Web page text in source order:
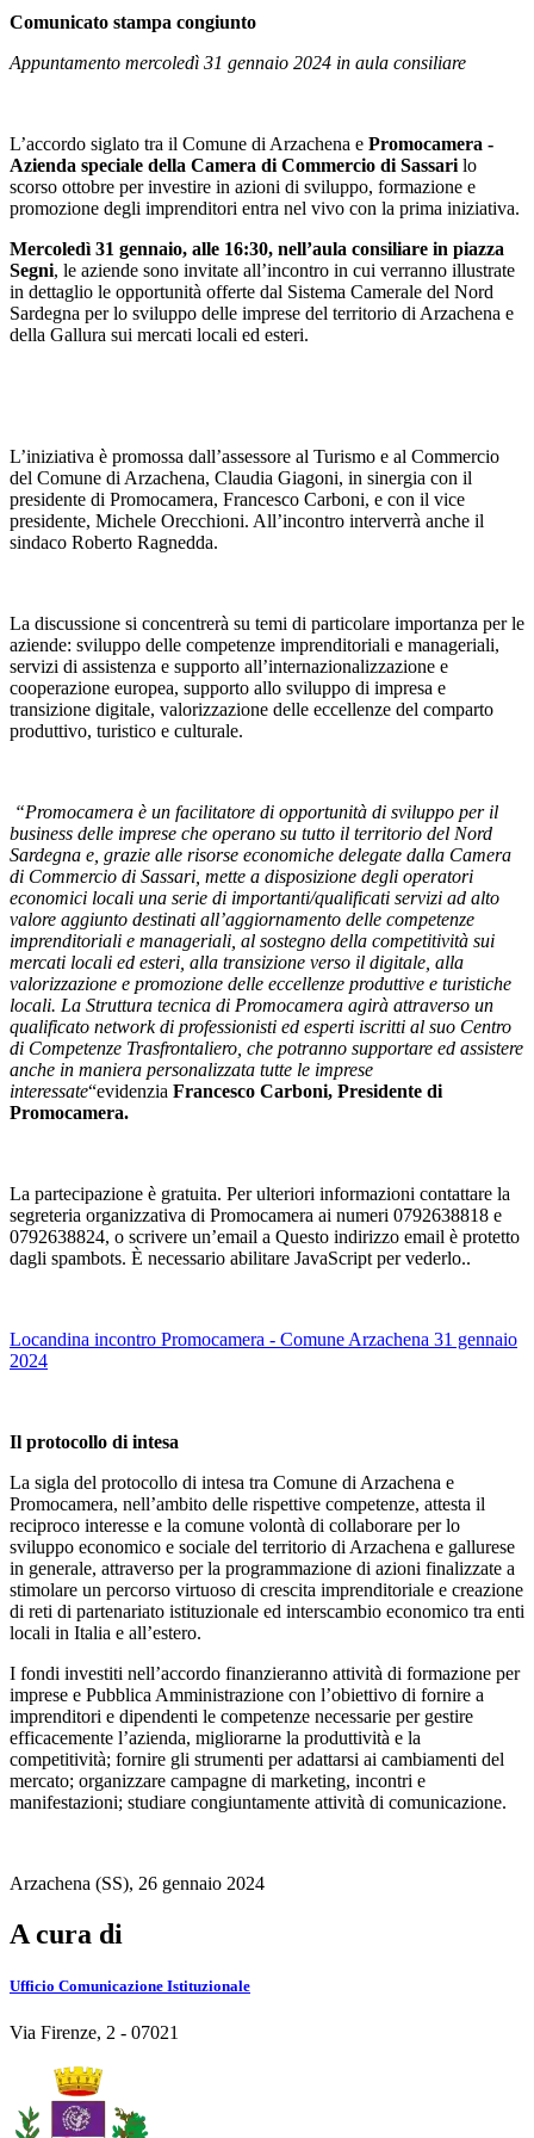
Comunicato stampa congiunto
Appuntamento mercoledì 31 gennaio 2024 in aula consiliare
L’accordo siglato tra il Comune di Arzachena e Promocamera -
Azienda speciale della Camera di Commercio di Sassari lo
scorso ottobre per investire in azioni di sviluppo, formazione e
promozione degli imprenditori entra nel vivo con la prima iniziativa.
Mercoledì 31 gennaio, alle 16:30, nell’aula consiliare in piazza
Segni, le aziende sono invitate all’incontro in cui verranno illustrate
in dettaglio le opportunità offerte dal Sistema Camerale del Nord
Sardegna per lo sviluppo delle imprese del territorio di Arzachena e
della Gallura sui mercati locali ed esteri.
L’iniziativa è promossa dall’assessore al Turismo e al Commercio
del Comune di Arzachena, Claudia Giagoni, in sinergia con il
presidente di Promocamera, Francesco Carboni, e con il vice
presidente, Michele Orecchioni. All’incontro interverrà anche il
sindaco Roberto Ragnedda.
La discussione si concentrerà su temi di particolare importanza per le
aziende: sviluppo delle competenze imprenditoriali e manageriali,
servizi di assistenza e supporto all’internazionalizzazione e
cooperazione europea, supporto allo sviluppo di impresa e
transizione digitale, valorizzazione delle eccellenze del comparto
produttivo, turistico e culturale.
“Promocamera è un facilitatore di opportunità di sviluppo per il
business delle imprese che operano su tutto il territorio del Nord
Sardegna e, grazie alle risorse economiche delegate dalla Camera
di Commercio di Sassari, mette a disposizione degli operatori
economici locali una serie di importanti/qualificati servizi ad alto
valore aggiunto destinati all’aggiornamento delle competenze
imprenditoriali e manageriali, al sostegno della competitività sui
mercati locali ed esteri, alla transizione verso il digitale, alla
valorizzazione e promozione delle eccellenze produttive e turistiche
locali. La Struttura tecnica di Promocamera agirà attraverso un
qualificato network di professionisti ed esperti iscritti al suo Centro
di Competenze Trasfrontaliero, che potranno supportare ed assistere
anche in maniera personalizzata tutte le imprese
interessate“evidenzia Francesco Carboni, Presidente di
Promocamera.
La partecipazione è gratuita. Per ulteriori informazioni contattare la
segreteria organizzativa di Promocamera ai numeri 0792638818 e
0792638824, o scrivere un’email a Questo indirizzo email è protetto
dagli spambots. È necessario abilitare JavaScript per vederlo..
Locandina incontro Promocamera - Comune Arzachena 31 gennaio
2024
Il protocollo di intesa
La sigla del protocollo di intesa tra Comune di Arzachena e
Promocamera, nell’ambito delle rispettive competenze, attesta il
reciproco interesse e la comune volontà di collaborare per lo
sviluppo economico e sociale del territorio di Arzachena e gallurese
in generale, attraverso per la programmazione di azioni finalizzate a
stimolare un percorso virtuoso di crescita imprenditoriale e creazione
di reti di partenariato istituzionale ed interscambio economico tra enti
locali in Italia e all’estero.
I fondi investiti nell’accordo finanzieranno attività di formazione per
imprese e Pubblica Amministrazione con l’obiettivo di fornire a
imprenditori e dipendenti le competenze necessarie per gestire
efficacemente l’azienda, migliorarne la produttività e la
competitività; fornire gli strumenti per adattarsi ai cambiamenti del
mercato; organizzare campagne di marketing, incontri e
manifestazioni; studiare congiuntamente attività di comunicazione.
Arzachena (SS), 26 gennaio 2024
A cura di
Ufficio Comunicazione Istituzionale
Via Firenze, 2 - 07021